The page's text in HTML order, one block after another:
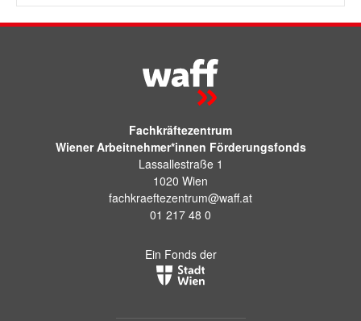
Fachkräftezentrum
Wiener Arbeitnehmer*innen Förderungsfonds
Lassallestraße 1
1020 Wien
fachkraeftezentrum@waff.at
01 217 48 0
Ein Fonds der